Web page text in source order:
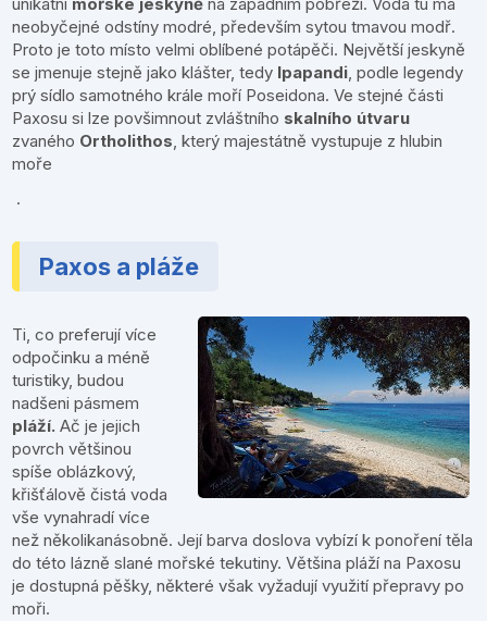
neobyčejné odstíny modré, především sytou tmavou modř.
Proto je toto místo velmi oblíbené potápěči. Největší jeskyně
se jmenuje stejně jako klášter, tedy Ipapandi, podle legendy
prý sídlo samotného krále moří Poseidona. Ve stejné části
Paxosu si lze povšimnout zvláštního skalního útvaru
zvaného Ortholithos, který majestátně vystupuje z hlubin
moře
.
Paxos a pláže
Ti, co preferují více
odpočinku a méně
turistiky, budou
nadšeni pásmem
pláží. Ač je jejich
povrch většinou
spíše oblázkový,
křišťálově čistá voda
vše vynahradí více
než několikanásobně. Její barva doslova vybízí k ponoření těla
do této lázně slané mořské tekutiny. Většina pláží na Paxosu
je dostupná pěšky, některé však vyžadují využití přepravy po
moři.